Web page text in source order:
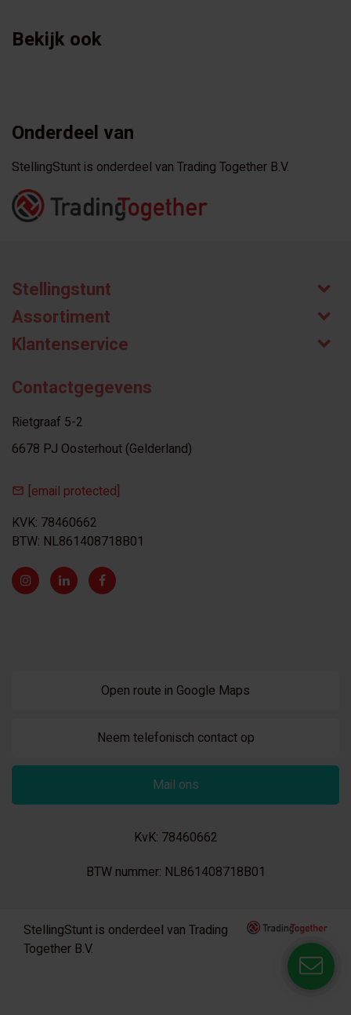
Bekijk ook
Onderdeel van
StellingStunt is onderdeel van Trading Together B.V.
Stellingstunt
Assortiment
Klantenservice
Contactgegevens
Rietgraaf 5-2
6678 PJ Oosterhout (Gelderland)
[email protected]
KVK: 78460662
BTW: NL861408718B01
Open route in Google Maps
Neem telefonisch contact op
Mail ons
KvK: 78460662
BTW nummer: NL861408718B01
StellingStunt is onderdeel van Trading
Together B.V.